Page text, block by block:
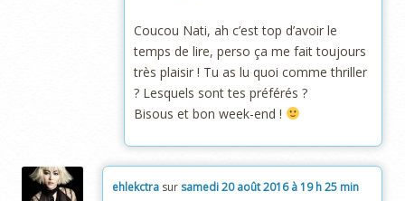
Coucou Nati, ah c’est top d’avoir le
temps de lire, perso ça me fait toujours
très plaisir ! Tu as lu quoi comme thriller
? Lesquels sont tes préférés ?
Bisous et bon week-end !
ehlekctra sur samedi 20 août 2016 à 19 h 25 min